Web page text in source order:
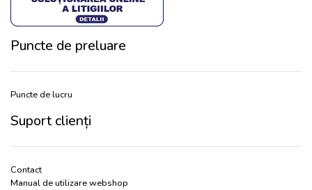
Puncte de preluare
Puncte de lucru
Suport clienți
Contact
Manual de utilizare webshop